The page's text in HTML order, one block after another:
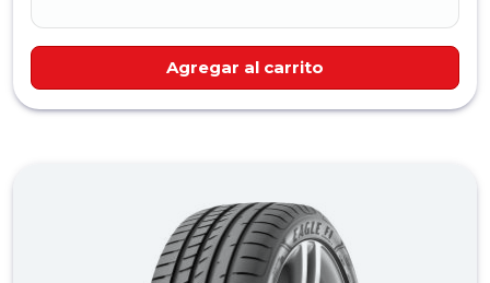
Agregar al carrito